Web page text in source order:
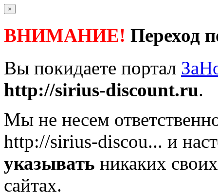
×
ВНИМАНИЕ! Переход
Вы покидаете портал
http://sirius-discount.ru.
Мы не несем
http://sirius-discou... и
указывать никаких
сайтах.